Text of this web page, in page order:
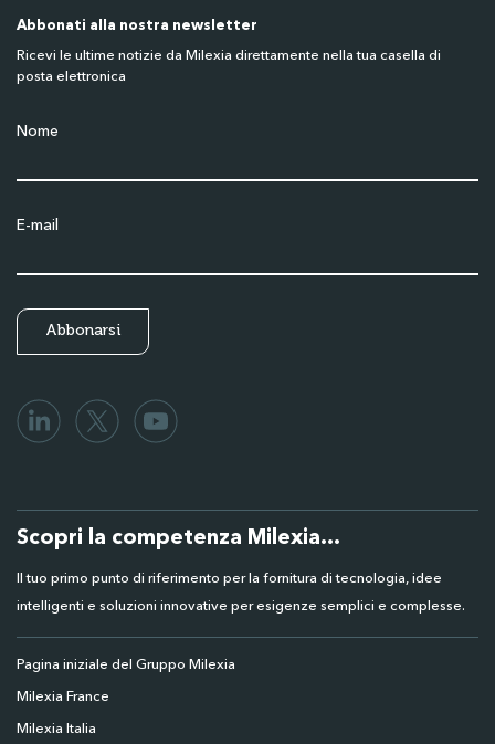
Abbonati alla nostra newsletter
Ricevi le ultime notizie da Milexia direttamente nella tua casella di
posta elettronica
Nome
E-mail
Scopri la competenza Milexia...
Il tuo primo punto di riferimento per la fornitura di tecnologia, idee
intelligenti e soluzioni innovative per esigenze semplici e complesse.
Pagina iniziale del Gruppo Milexia
Milexia France
Milexia Italia